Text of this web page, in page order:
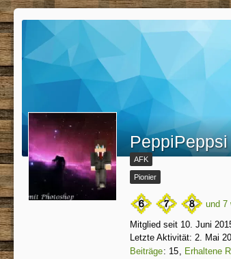
PeppiPeppsi
AFK
Pionier
und 7
Mitglied seit 10. Juni
Letzte Aktivität: 2. Mai
Beiträge
15 Erhaltene